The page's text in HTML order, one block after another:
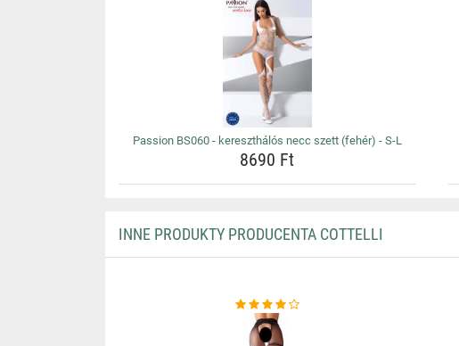
Passion BS060 - kereszthálós necc szett (fehér) - S-L
8690 Ft
INNE PRODUKTY PRODUCENTA COTTELLI